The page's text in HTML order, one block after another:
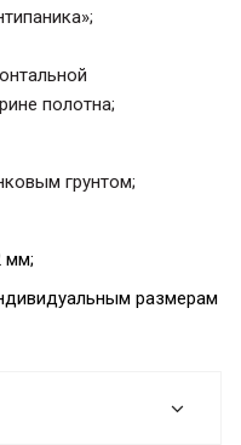
полотна;
грунтом;
мм;
размерам